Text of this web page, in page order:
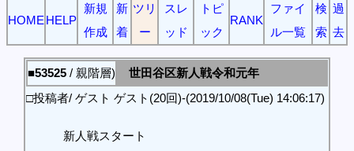
HOME HELP
新規
作成
新
着
ツリ
ー
スレ
ッド
トピ
ック
RANK
ファイ
ル一覧
検
索
過
去
■53525 / 親階層)
世田谷区新人戦令和元年
□投稿者/ ゲスト ゲスト(20回)-(2019/10/08(Tue) 14:06:17)
新人戦スタート